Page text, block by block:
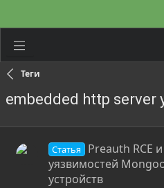
Теги
embedded http server
Статья
Preauth RCE
уязвимостей
устройств